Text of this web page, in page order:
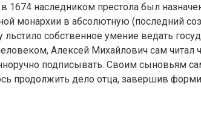
наследником престола был
монархии в абсолютную (последний
собственное умение ведать
Алексей Михайлович сам
подписывать. Своим сыновьям
продолжить дело отца, завершив